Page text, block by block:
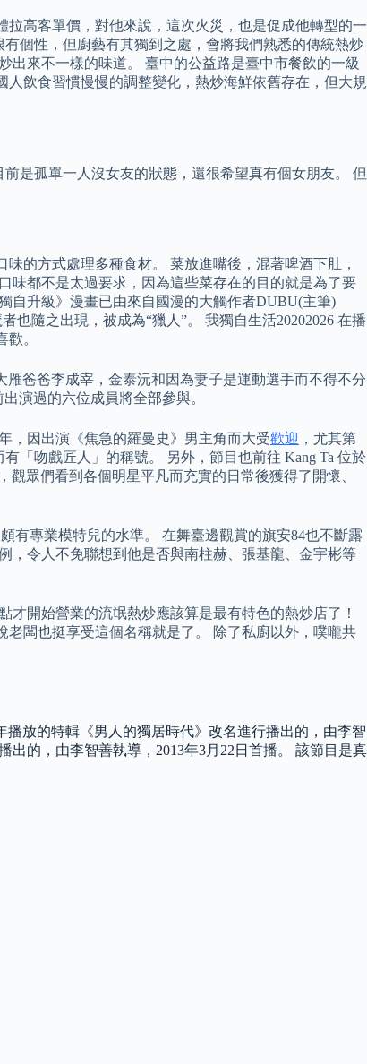
高客單價，對他來說，這次火災，也是促成他轉型的一
個性，但廚藝有其獨到之處，會將我們熟悉的傳統熱炒
出來不一樣的味道。 臺中的公益路是臺中市餐飲的一級
飲食習慣慢慢的調整變化，熱炒海鮮依舊存在，但大規
是孤單一人沒女友的狀態，還很希望真有個女朋友。 但
的方式處理多種食材。 菜放進嘴後，混著啤酒下肚，
味都不是太過要求，因為這些菜存在的目的就是為了要
自升級》漫畫已由來自國漫的大觸作者DUBU(主筆)
也隨之出現，被成為“獵人”。 我獨自生活20202026 在播
。
爸爸李成宰，金泰沅和因為妻子是運動選手而不得不分
演過的六位成員將全部參與。
，因出演《焦急的羅曼史》男主角而大受歡迎 ，尤其第
「吻戲匠人」的稱號。 另外，節目也前往 Kang Ta 位於
眾們看到各個明星平凡而充實的日常後獲得了開懷、
有專業模特兒的水準。 在舞臺邊觀賞的旗安84也不斷露
，令人不免聯想到他是否與南柱赫、張基龍、金宇彬等
開始營業的流氓熱炒應該算是最有特色的熱炒店了！
闆也挺享受這個名稱就是了。 除了私廚以外，噗嚨共
放的特輯《男人的獨居時代》改名進行播出的，由李智
的，由李智善執導，2013年3月22日首播。 該節目是真